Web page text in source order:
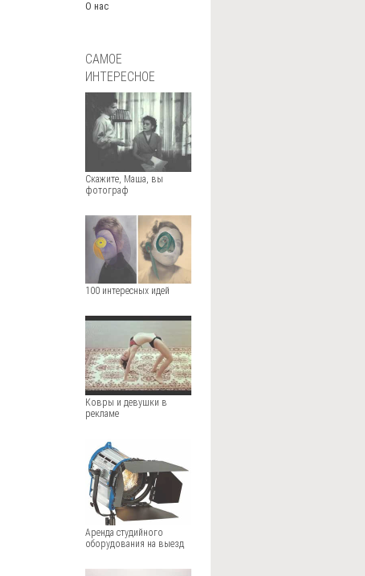
О нас
САМОЕ
ИНТЕРЕСНОЕ
Скажите, Маша, вы
фотограф
100 интересных идей
Ковры и девушки в
рекламе
Аренда студийного
оборудования на выезд